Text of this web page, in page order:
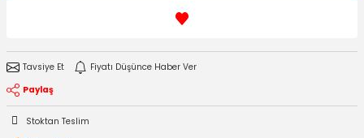
Tavsiye Et
Fiyatı Düşünce Haber Ver
Paylaş
Stoktan Teslim